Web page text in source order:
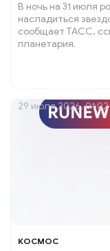
В ночь на 31 июля
насладиться
сообщает ТАСС,
планетария.
КОСМОС
29 июля 2026, 01:02